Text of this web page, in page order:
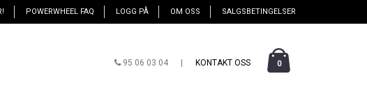
POWERWHEEL FAQ LOGG PÅ OM OSS SALGSBETINGELSER
95 06 03 04 KONTAKT OSS 0